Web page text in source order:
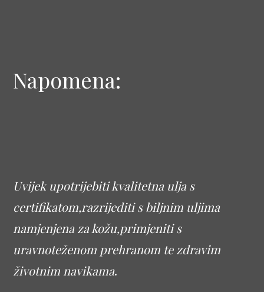
Napomena:
Uvijek upotrijebiti kvalitetna ulja s
certifikatom,razrijediti s biljnim uljima
namjenjena za kožu,primjeniti s
uravnoteženom prehranom te zdravim
životnim navikama.